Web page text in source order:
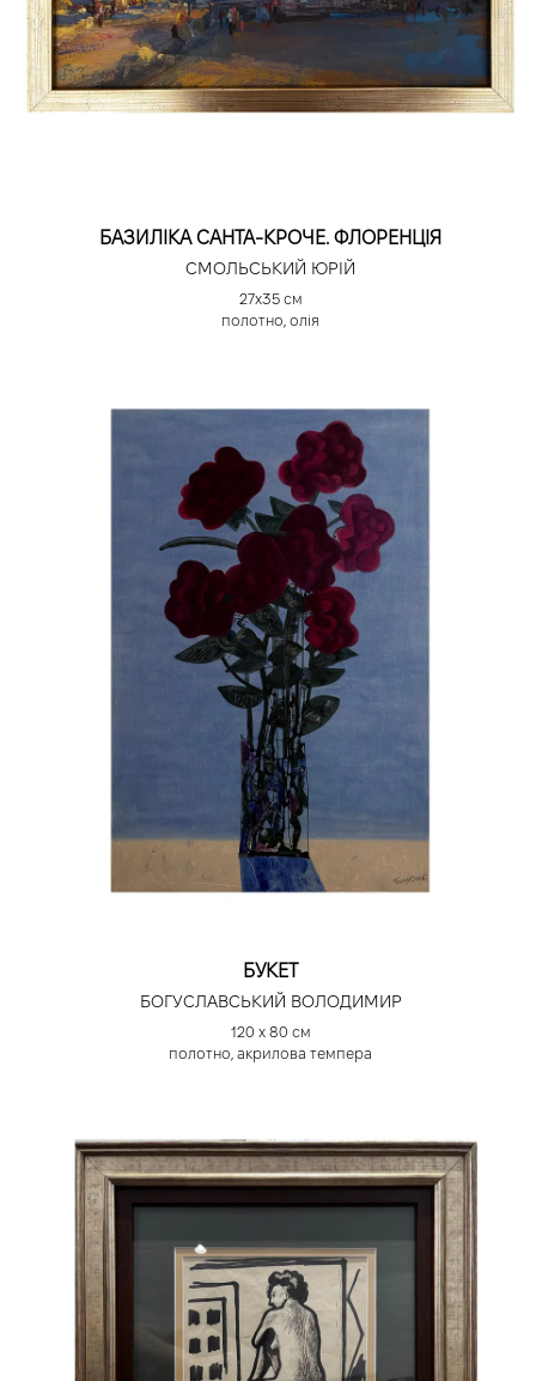
БАЗИЛІКА САНТА-КРОЧЕ. ФЛОРЕНЦІЯ
СМОЛЬСЬКИЙ ЮРІЙ
27х35 см
полотно, олія
БУКЕТ
БОГУСЛАВСЬКИЙ ВОЛОДИМИР
120 х 80 см
полотно, акрилова темпера